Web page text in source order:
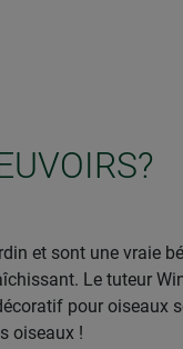
et sont une vraie
Le tuteur
pour
oiseaux !